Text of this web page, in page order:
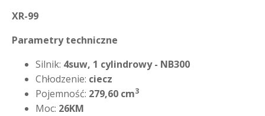
XR-99
Parametry techniczne
Silnik: 4suw, 1 cylindrowy - NB300
Chłodzenie: ciecz
Pojemność: 279,60 cm3
Moc: 26KM